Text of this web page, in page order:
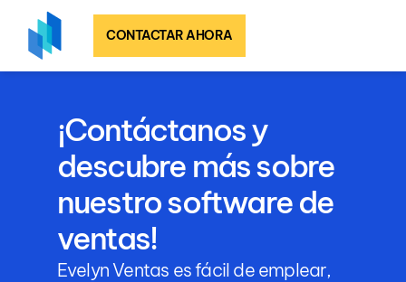
CONTACTAR AHORA
¡Contáctanos y
descubre más sobre
nuestro software de
ventas!
Evelyn Ventas es fácil de emplear,